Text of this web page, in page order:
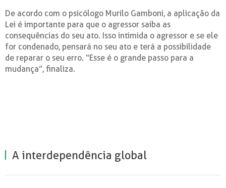
De acordo com o psicólogo Murilo Gamboni, a aplicação da
Lei é importante para que o agressor saiba as
consequências do seu ato. Isso intimida o agressor e se ele
for condenado, pensará no seu ato e terá a possibilidade
de reparar o seu erro. “Esse é o grande passo para a
mudança”, finaliza.
A interdependência global